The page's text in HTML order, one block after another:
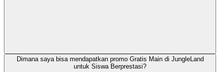
Dimana saya bisa mendapatkan promo Gratis Main di JungleLand
untuk Siswa Berprestasi?